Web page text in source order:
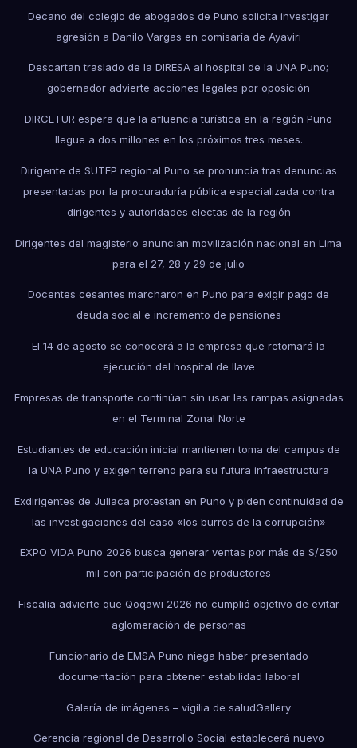
Decano del colegio de abogados de Puno solicita investigar
agresión a Danilo Vargas en comisaría de Ayaviri
Descartan traslado de la DIRESA al hospital de la UNA Puno;
gobernador advierte acciones legales por oposición
DIRCETUR espera que la afluencia turística en la región Puno
llegue a dos millones en los próximos tres meses.
Dirigente de SUTEP regional Puno se pronuncia tras denuncias
presentadas por la procuraduría pública especializada contra
dirigentes y autoridades electas de la región
Dirigentes del magisterio anuncian movilización nacional en Lima
para el 27, 28 y 29 de julio
Docentes cesantes marcharon en Puno para exigir pago de
deuda social e incremento de pensiones
El 14 de agosto se conocerá a la empresa que retomará la
ejecución del hospital de Ilave
Empresas de transporte continúan sin usar las rampas asignadas
en el Terminal Zonal Norte
Estudiantes de educación inicial mantienen toma del campus de
la UNA Puno y exigen terreno para su futura infraestructura
Exdirigentes de Juliaca protestan en Puno y piden continuidad de
las investigaciones del caso «los burros de la corrupción»
EXPO VIDA Puno 2026 busca generar ventas por más de S/250
mil con participación de productores
Fiscalía advierte que Qoqawi 2026 no cumplió objetivo de evitar
aglomeración de personas
Funcionario de EMSA Puno niega haber presentado
documentación para obtener estabilidad laboral
Galería de imágenes – vigilia de saludGallery
Gerencia regional de Desarrollo Social establecerá nuevo